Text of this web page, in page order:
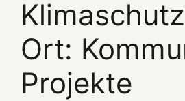
Ort:
Projekte